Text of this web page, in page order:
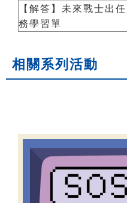
【解答】未來戰士出任
務學習單
相關系列活動